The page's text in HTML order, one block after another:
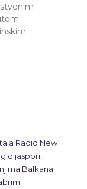
Radio New
dijaspori,
Balkana i